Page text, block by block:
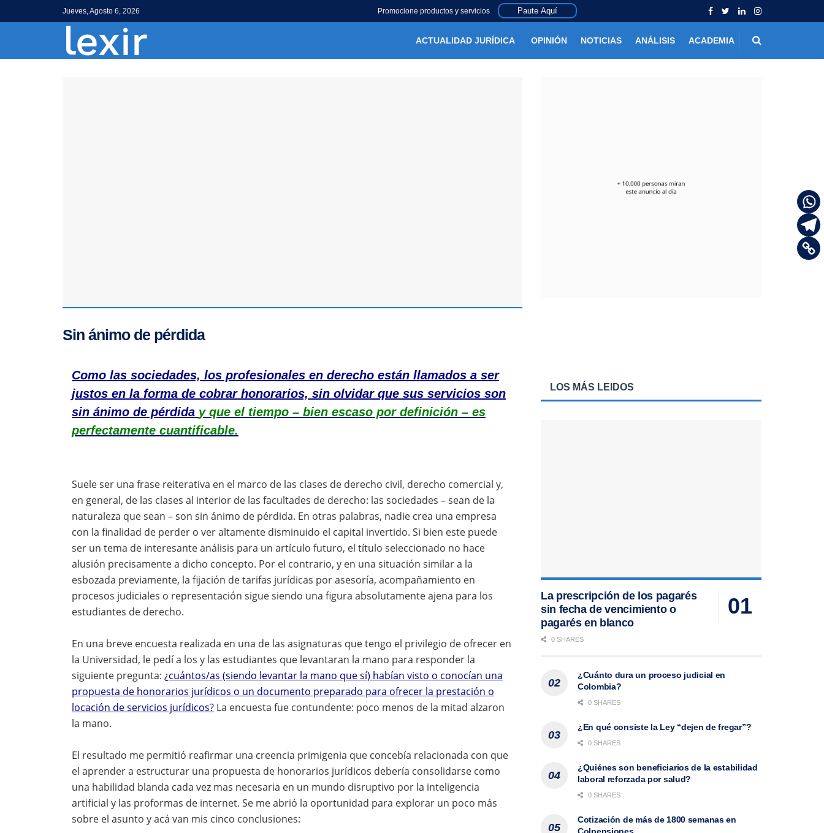
Jueves, Agosto 6, 2026 Promocione productos y servicios Paute Aquí
ACTUALIDAD JURÍDICA OPINIÓN NOTICIAS ANÁLISIS ACADEMIA
Sin ánimo de pérdida
Como las sociedades, los profesionales en derecho están llamados a ser
justos en la forma de cobrar honorarios, sin olvidar que sus servicios son
sin ánimo de pérdida y que el tiempo – bien escaso por definición – es
perfectamente cuantificable.
Suele ser una frase reiterativa en el marco de las clases de derecho civil, derecho comercial y,
en general, de las clases al interior de las facultades de derecho: las sociedades – sean de la
naturaleza que sean – son sin ánimo de pérdida. En otras palabras, nadie crea una empresa
con la finalidad de perder o ver altamente disminuido el capital invertido. Si bien este puede
ser un tema de interesante análisis para un artículo futuro, el título seleccionado no hace
alusión precisamente a dicho concepto. Por el contrario, y en una situación similar a la
esbozada previamente, la fijación de tarifas jurídicas por asesoría, acompañamiento en
procesos judiciales o representación sigue siendo una figura absolutamente ajena para los
estudiantes de derecho.
En una breve encuesta realizada en una de las asignaturas que tengo el privilegio de ofrecer en
la Universidad, le pedí a los y las estudiantes que levantaran la mano para responder la
siguiente pregunta: ¿cuántos/as (siendo levantar la mano que sí) habían visto o conocían una
propuesta de honorarios jurídicos o un documento preparado para ofrecer la prestación o
locación de servicios jurídicos? La encuesta fue contundente: poco menos de la mitad alzaron
la mano.
El resultado me permitió reafirmar una creencia primigenia que concebía relacionada con que
el aprender a estructurar una propuesta de honorarios jurídicos debería consolidarse como
una habilidad blanda cada vez mas necesaria en un mundo disruptivo por la inteligencia
artificial y las proformas de internet. Se me abrió la oportunidad para explorar un poco más
sobre el asunto y acá van mis cinco conclusiones:
LOS MÁS LEIDOS
La prescripción de los pagarés
sin fecha de vencimiento o
pagarés en blanco
0 SHARES
¿Cuánto dura un proceso judicial en
Colombia?
0 SHARES
¿En qué consiste la Ley “dejen de fregar”?
0 SHARES
¿Quiénes son beneficiarios de la estabilidad
laboral reforzada por salud?
0 SHARES
Cotización de más de 1800 semanas en